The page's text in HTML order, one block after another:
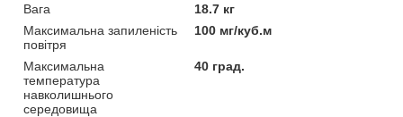
Вага
18.7 кг
Максимальна запиленість
повітря
100 мг/куб.м
Максимальна
температура
навколишнього
середовища
40 град.